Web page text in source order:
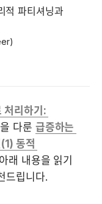
적 파티셔닝과
처리하기:
다룬 급증하는
동적
래 내용을 읽기
드립니다.